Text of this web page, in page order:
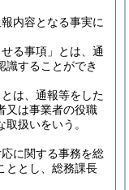
内容となる事実に
る事項」とは、通
識することができ
は、通報等をした
又は事業者の役職
扱いをいう。
に関する事務を総
ととし、総務課長